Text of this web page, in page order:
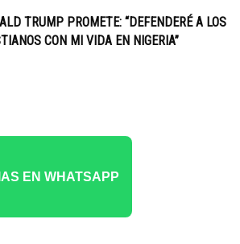
TRUMP PROMETE: “DEFENDERÉ A LOS
CON MI VIDA EN NIGERIA”
EN WHATSAPP